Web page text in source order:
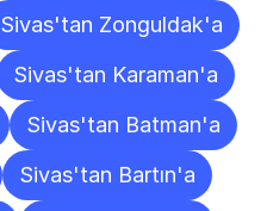
Sivas'tan Zonguldak'a
Sivas'tan Karaman'a
Sivas'tan Batman'a
Sivas'tan Bartın'a